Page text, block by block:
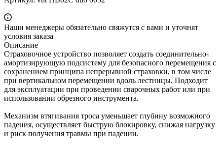
Наши менеджеры обязательно свяжутся с вами и уточнят
условия заказа
Описание
Страховочное устройство позволяет создать соединительно-
амортизирующую подсистему для безопасного перемещения с
сохранением принципа непрерывной страховки, в том числе
при вертикальном перемещении вдоль лестницы. Подходит
для эксплуатации при проведении сварочных работ или при
использовании обрезного инструмента.
Механизм втягивания троса уменьшает глубину возможного
падения, осуществляет быструю блокировку, снижая нагрузку
и риск получения травмы при падении.